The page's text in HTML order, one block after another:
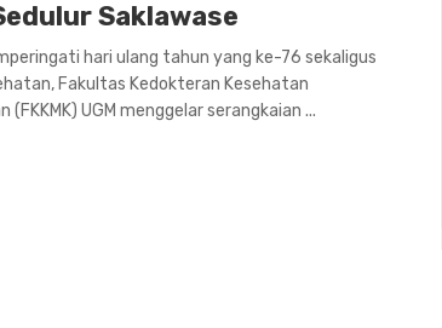
Saklawase
hari ulang tahun yang ke-76 sekaligus
Fakultas Kedokteran Kesehatan
UGM menggelar serangkaian ...